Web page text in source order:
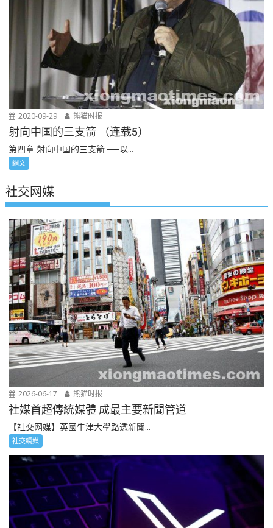
2020-09-29 熊猫时报
射向中国的三支箭 （连载5）
第四章 射向中国的三支箭 ──以...
網文
社交网媒
2026-06-17 熊猫时报
社媒首超傳統媒體 成最主要新聞管道
【社交网媒】英國牛津大學路透新聞...
社交網媒